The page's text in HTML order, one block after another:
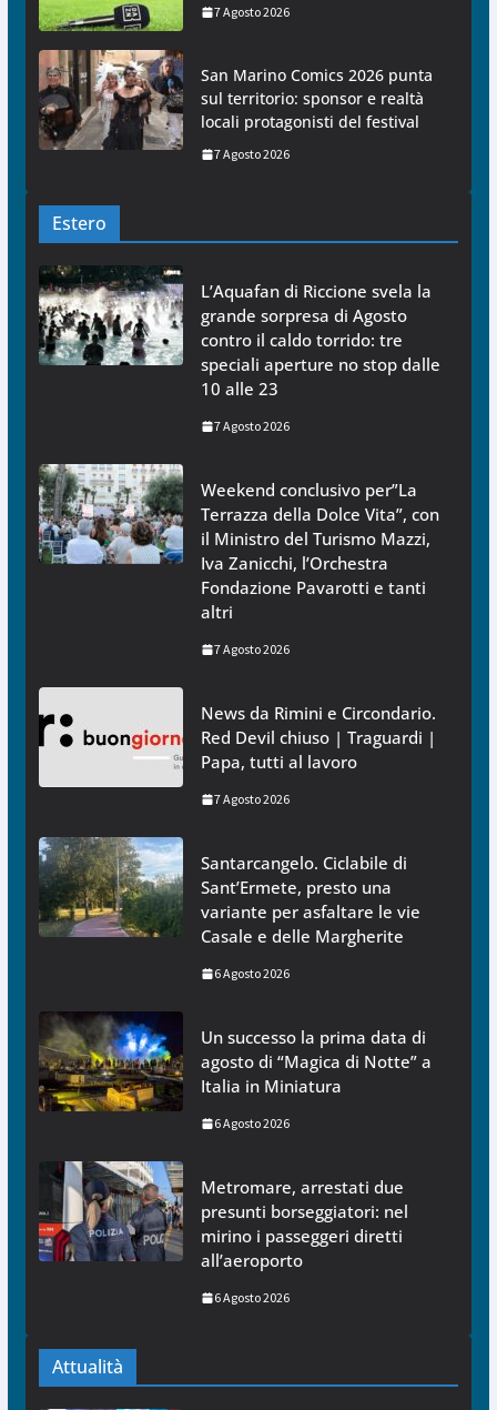
7 Agosto 2026
San Marino Comics 2026 punta
sul territorio: sponsor e realtà
locali protagonisti del festival
7 Agosto 2026
Estero
L’Aquafan di Riccione svela la
grande sorpresa di Agosto
contro il caldo torrido: tre
speciali aperture no stop dalle
10 alle 23
7 Agosto 2026
Weekend conclusivo per”La
Terrazza della Dolce Vita”, con
il Ministro del Turismo Mazzi,
Iva Zanicchi, l’Orchestra
Fondazione Pavarotti e tanti
altri
7 Agosto 2026
News da Rimini e Circondario.
Red Devil chiuso | Traguardi |
Papa, tutti al lavoro
7 Agosto 2026
Santarcangelo. Ciclabile di
Sant’Ermete, presto una
variante per asfaltare le vie
Casale e delle Margherite
6 Agosto 2026
Un successo la prima data di
agosto di “Magica di Notte” a
Italia in Miniatura
6 Agosto 2026
Metromare, arrestati due
presunti borseggiatori: nel
mirino i passeggeri diretti
all’aeroporto
6 Agosto 2026
Attualità